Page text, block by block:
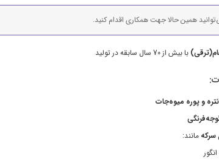
همین حالا جهت همکاری اقدام کنید.
با بیش از 70 سال سابقه در تولید
و پوره میوه‌جات
سرکه مانند: